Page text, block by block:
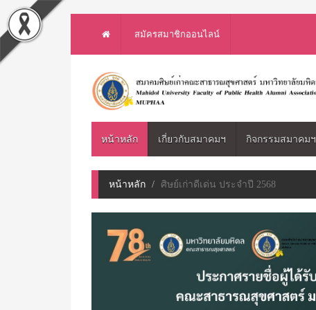
สมัครสมาชิกออนไลน์
หน้าหลัก เกี่ยวกับสมาคมฯ กิจกรรมสมาคมฯ
หน้าหลัก ศิษย์เก่าดีเด่น ประจำปี 2568